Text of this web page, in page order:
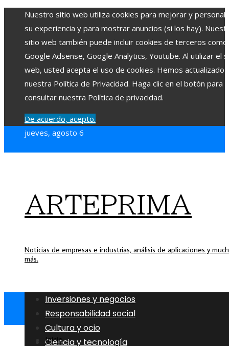
Nuestro sitio web utiliza cookies para mejorar y
su experiencia y para mostrar anuncios (si los hay).
sitio web también puede incluir cookies de terceros como
Google Adsense, Google Analytics, Youtube. Al utilizar el
web, usted acepta el uso de cookies. Hemos actualizado
nuestra Política de Privacidad. Haga clic en el botón para
consultar nuestra Política de privacidad.
De acuerdo, acepto.
jueves, agosto 6
ARTEPRIMA
Noticias de empresas e industrias, análisis de aplicaciones y
más.
Inversiones y negocios
Responsabilidad social
Cultura y ocio
Ciencia y tecnología
Inicio